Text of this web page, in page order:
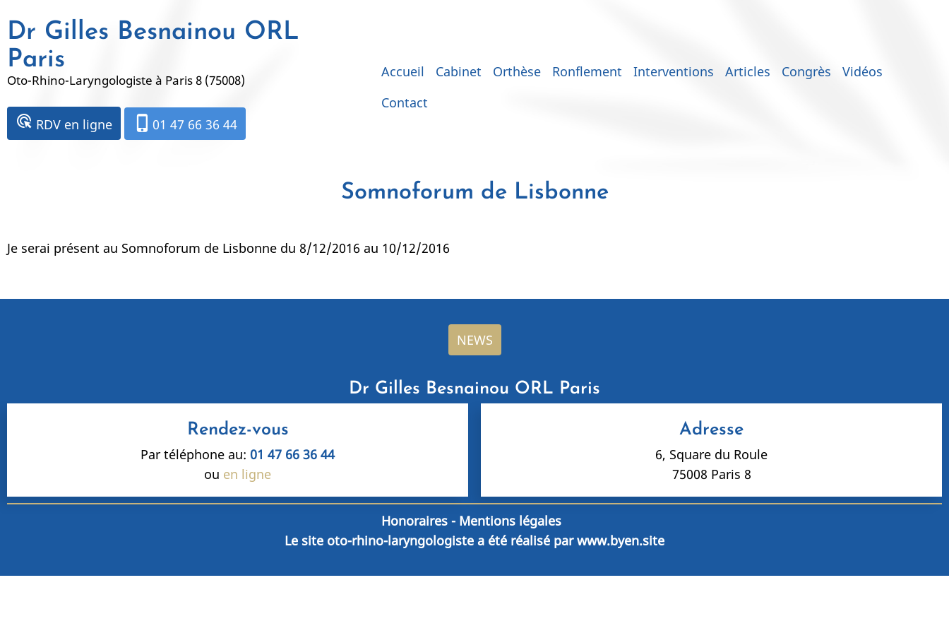
contenu
principal
Dr Gilles Besnainou ORL
Paris
Oto-Rhino-Laryngologiste à Paris 8 (75008)
ads_click RDV en ligne phone_iphone 01 47 66 36 44
Main
navigation
Accueil Cabinet Orthèse Ronflement Interventions Articles Congrès
Vidéos
Contact
Somnoforum de Lisbonne
Je serai présent au Somnoforum de Lisbonne du 8/12/2016 au 10/12/2016
NEWS
Dr Gilles Besnainou ORL Paris
Rendez-vous
Par téléphone au: 01 47 66 36 44
ou en ligne
Adresse
6, Square du Roule
75008 Paris 8
Honoraires- Mentions légales
Le site oto-rhino-laryngologiste a été réalisé parwww.byen.site